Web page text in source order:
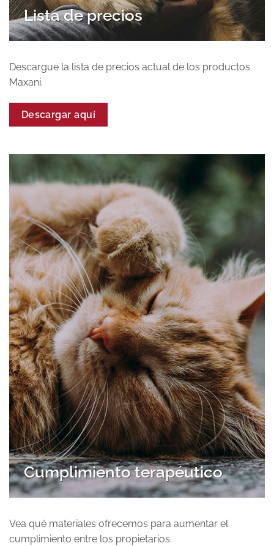
Lista de precios
Descargue la lista de precios actual de los productos
Maxani.
Descargar aquí
Cumplimiento terapéutico
Vea qué materiales ofrecemos para aumentar el
cumplimiento entre los propietarios.